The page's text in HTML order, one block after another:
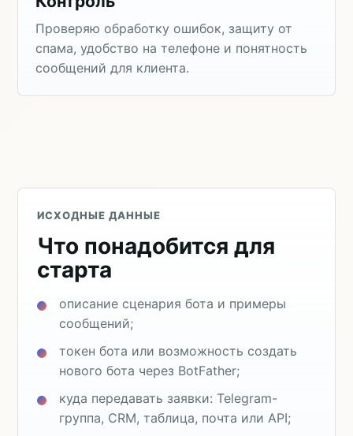
Проверяю обработку ошибок, защиту от
спама, удобство на телефоне и понятность
сообщений для клиента.
ИСХОДНЫЕ ДАННЫЕ
Что понадобится для
старта
описание сценария бота и примеры
сообщений;
токен бота или возможность создать
нового бота через BotFather;
куда передавать заявки: Telegram-
группа, CRM, таблица, почта или API;